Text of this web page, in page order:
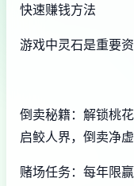
快速赚钱方法
游戏中灵石是重要
倒卖秘籍：解锁桃
启鲛人界，倒卖净
赌场任务：每年限